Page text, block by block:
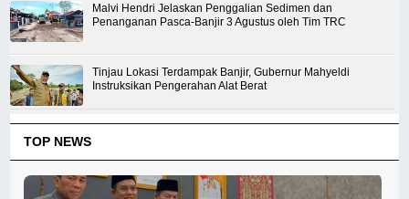
Malvi Hendri Jelaskan Penggalian Sedimen dan
Penanganan Pasca-Banjir 3 Agustus oleh Tim TRC
Tinjau Lokasi Terdampak Banjir, Gubernur Mahyeldi
Instruksikan Pengerahan Alat Berat
TOP NEWS